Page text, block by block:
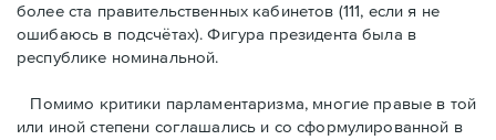
более ста правительственных кабинетов (111, если я не
ошибаюсь в подсчётах). Фигура президента была в
республике номинальной.
Помимо критики парламентаризма, многие правые в той
или иной степени соглашались и со сформулированной в